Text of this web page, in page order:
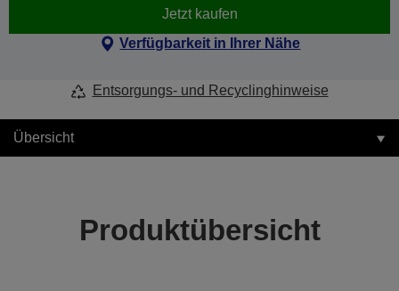
Jetzt kaufen
Verfügbarkeit in Ihrer Nähe
Entsorgungs- und Recyclinghinweise
Übersicht
Produktübersicht